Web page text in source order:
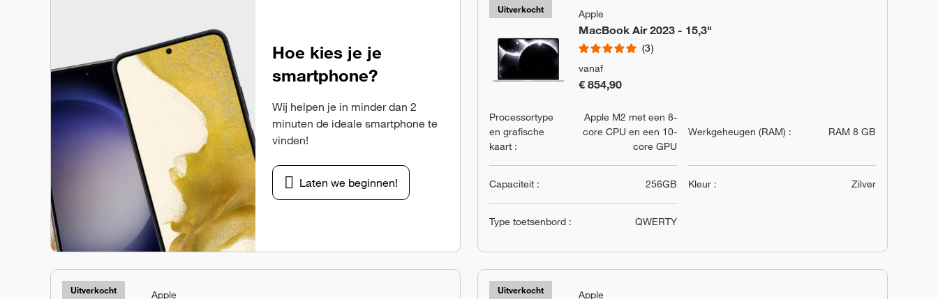
Hoe kies je je
smartphone?
Wij helpen je in minder dan 2
minuten de ideale smartphone te
vinden!
Laten we beginnen!
Uitverkocht Apple
MacBook Air 2023 - 15,3"
3
vanaf
€ 854,90
Processortype
en grafische
kaart :
Apple M2 met een 8-
core CPU en een 10-
core GPU
Werkgeheugen (RAM) : RAM 8 GB
Capaciteit : 256GB Kleur : Zilver
Type toetsenbord : QWERTY
Uitverkocht Apple Uitverkocht Apple